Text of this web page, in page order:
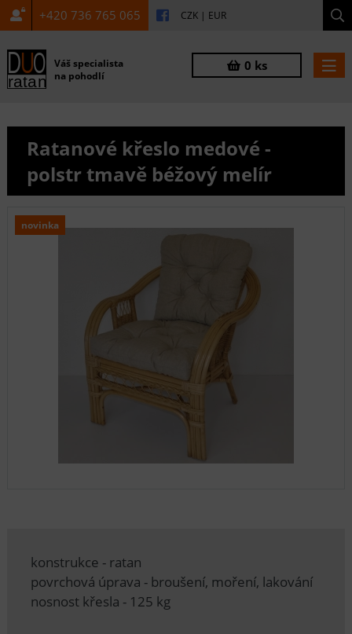
+420 736 765 065 CZK | EUR
Váš specialista
na pohodlí
0 ks
Ratanové křeslo medové -
polstr tmavě béžový melír
novinka
konstrukce - ratan
povrchová úprava - broušení, moření, lakování
nosnost křesla - 125 kg